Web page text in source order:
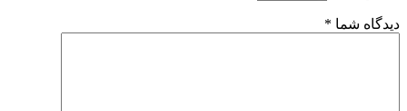
دیدگاه شما *